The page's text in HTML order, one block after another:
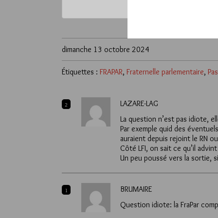
dimanche 13 octobre 2024
Étiquettes : FRAPAR, Fraternelle parlementaire,
2 LAZARE-LAG
La question n’est pas idiote,
Par exemple quid des
auraient depuis rejoint le RN
Côté LFI, on sait ce qu’il
Un peu poussé vers la sortie,
1 BRUMAIRE
Question idiote: la FraPar